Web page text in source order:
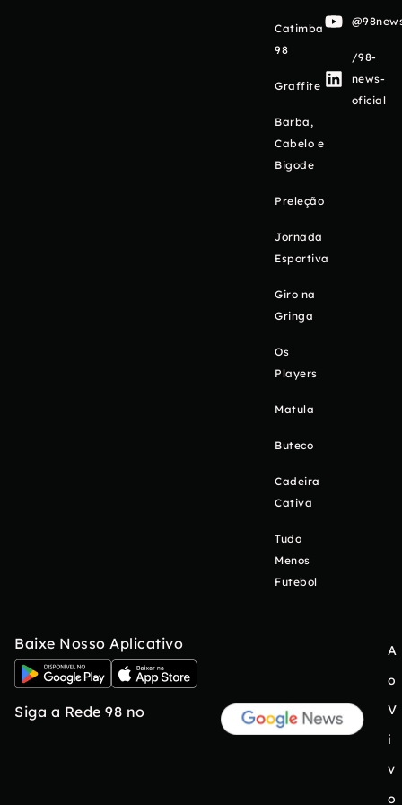
Catimba
98
Graffite
Barba,
Cabelo e
Bigode
Preleção
Jornada
Esportiva
Giro na
Gringa
Os
Players
Matula
Buteco
Cadeira
Cativa
Tudo
Menos
Futebol
/98-
news-
oficial
Baixe Nosso Aplicativo
Siga a Rede 98 no
A
o
V
i
v
o